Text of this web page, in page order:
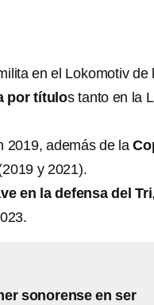
en el Lokomotiv de
por títulos tanto en la
2019, además de la
y 2021).
en la defensa del Tri
sonorense en ser